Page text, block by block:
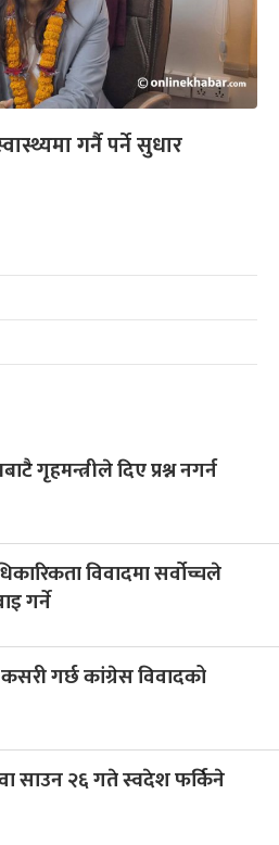
गर्नै पर्ने सुधार
गृहमन्त्रीले दिए प्रश्न नगर्न
विवादमा सर्वोच्चले
गर्ने
गर्छ कांग्रेस विवादको
साउन २६ गते स्वदेश फर्किने